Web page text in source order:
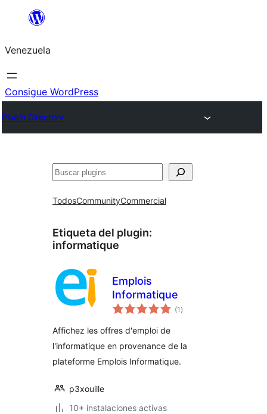
Saltar
contenido
Venezuela
Consigue WordPress
Plugin Directory
Buscar
TodosCommunityCommercial
Etiqueta del plugin:
informatique
Emplois
Informatique
(1 total
de
)
Affichez les offres d'emploi de
l'informatique en provenance de la
plateforme Emplois Informatique.
p3xouille
10+ instalaciones activas